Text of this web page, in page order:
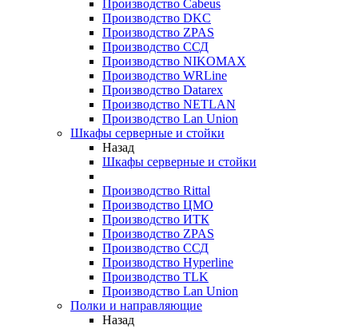
Производство Cabeus
Производство DKC
Производство ZPAS
Производство ССД
Производство NIKOMAX
Производство WRLine
Производство Datarex
Производство NETLAN
Производство Lan Union
Шкафы серверные и стойки
Назад
Шкафы серверные и стойки
Производство Rittal
Производство ЦМО
Производство ИТК
Производство ZPAS
Производство ССД
Производство Hyperline
Производство TLK
Производство Lan Union
Полки и направляющие
Назад